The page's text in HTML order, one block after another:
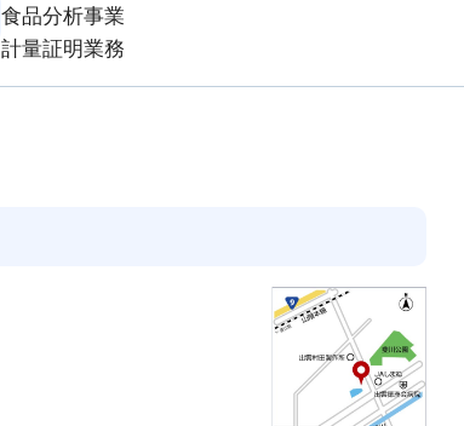
食品分析事業
計量証明業務